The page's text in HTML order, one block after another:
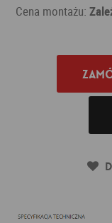
Cena montażu: